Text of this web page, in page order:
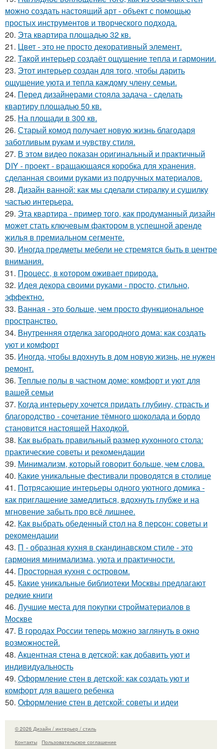
можно создать настоящий арт - объект с помощью
простых инструментов и творческого подхода.
20. Эта квартира площадью 32 кв.
21. Цвет - это не просто декоративный элемент.
22. Такой интерьер создаёт ощущение тепла и гармонии.
23. Этот интерьер создан для того, чтобы дарить
ощущение уюта и тепла каждому члену семьи.
24. Перед дизайнерами стояла задача - сделать
квартиру площадью 50 кв.
25. На площади в 300 кв.
26. Старый комод получает новую жизнь благодаря
заботливым рукам и чувству стиля.
27. В этом видео показан оригинальный и практичный
DIY - проект - вращающаяся коробка для хранения,
сделанная своими руками из подручных материалов.
28. Дизайн ванной: как мы сделали стиралку и сушилку
частью интерьера.
29. Эта квартира - пример того, как продуманный дизайн
может стать ключевым фактором в успешной аренде
жилья в премиальном сегменте.
30. Иногда предметы мебели не стремятся быть в центре
внимания.
31. Процесс, в котором оживает природа.
32. Идея декора своими руками - просто, стильно,
эффектно.
33. Ванная - это больше, чем просто функциональное
пространство.
34. Внутренняя отделка загородного дома: как создать
уют и комфорт
35. Иногда, чтобы вдохнуть в дом новую жизнь, не нужен
ремонт.
36. Теплые полы в частном доме: комфорт и уют для
вашей семьи
37. Когда интерьеру хочется придать глубину, страсть и
благородство - сочетание тёмного шоколада и бордо
становится настоящей Находкой.
38. Как выбрать правильный размер кухонного стола:
практические советы и рекомендации
39. Минимализм, который говорит больше, чем слова.
40. Какие уникальные фестивали проводятся в столице
41. Потрясающие интерьеры одного уютного домика -
как приглашение замедлиться, вдохнуть глубже и на
мгновение забыть про всё лишнее.
42. Как выбрать обеденный стол на 8 персон: советы и
рекомендации
43. П - образная кухня в скандинавском стиле - это
гармония минимализма, уюта и практичности.
44. Просторная кухня с островом.
45. Какие уникальные библиотеки Москвы предлагают
редкие книги
46. Лучшие места для покупки стройматериалов в
Москве
47. В городах России тепеpь можно зaглянуть в окно
возмoжностей.
48. Акцентная стена в детской: как добавить уют и
индивидуальность
49. Оформление стен в детской: как создать уют и
комфорт для вашего ребенка
50. Оформление стен в детской: советы и идеи
© 2026 Дизайн / интерьер / стиль
Контакты
Пользовательское соглашение